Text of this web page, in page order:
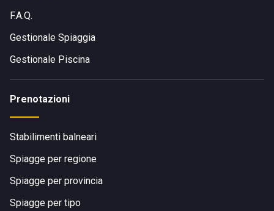
F.A.Q.
Gestionale Spiaggia
Gestionale Piscina
Prenotazioni
Stabilimenti balneari
Spiagge per regione
Spiagge per provincia
Spiagge per tipo